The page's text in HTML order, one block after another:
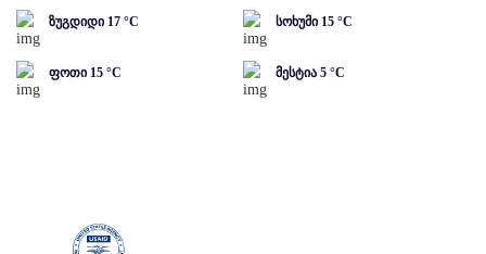
ზუგდიდი 17 °C სოხუმი 15 °C
ფოთი 15 °C მესტია 5 °C